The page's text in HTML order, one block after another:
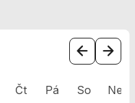
Čt
Pá
So
Ne
správné